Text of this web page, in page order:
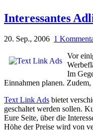
Interessantes
20. Sep., 2006 1
Vor
Im
Einnahmen planen.
Text Link Ads bietet
geschaltet werden sollen.
Eure Seite, über die
Höhe der Preise wird von